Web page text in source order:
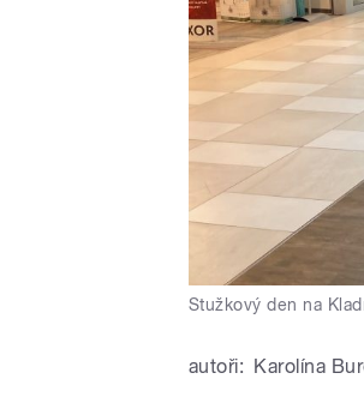
Stužkový den na
autoři: Karolína